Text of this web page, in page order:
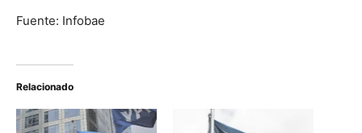
Fuente: Infobae
Relacionado